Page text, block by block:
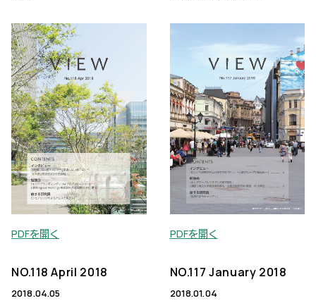
PDFを開く
NO.118 April 2018
2018.04.05
PDFを開く
NO.117 January 2018
2018.01.04